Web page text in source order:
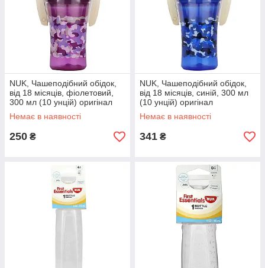
NUK, Чашеподібний обідок,
від 18 місяців, фіолетовий,
300 мл (10 унцій) оригінал
Немає в наявності
250 ₴
NUK, Чашеподібний обідок,
від 18 місяців, синій, 300 мл
(10 унцій) оригінал
Немає в наявності
341 ₴